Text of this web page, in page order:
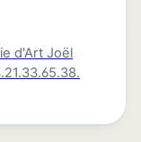
d'Art Joël